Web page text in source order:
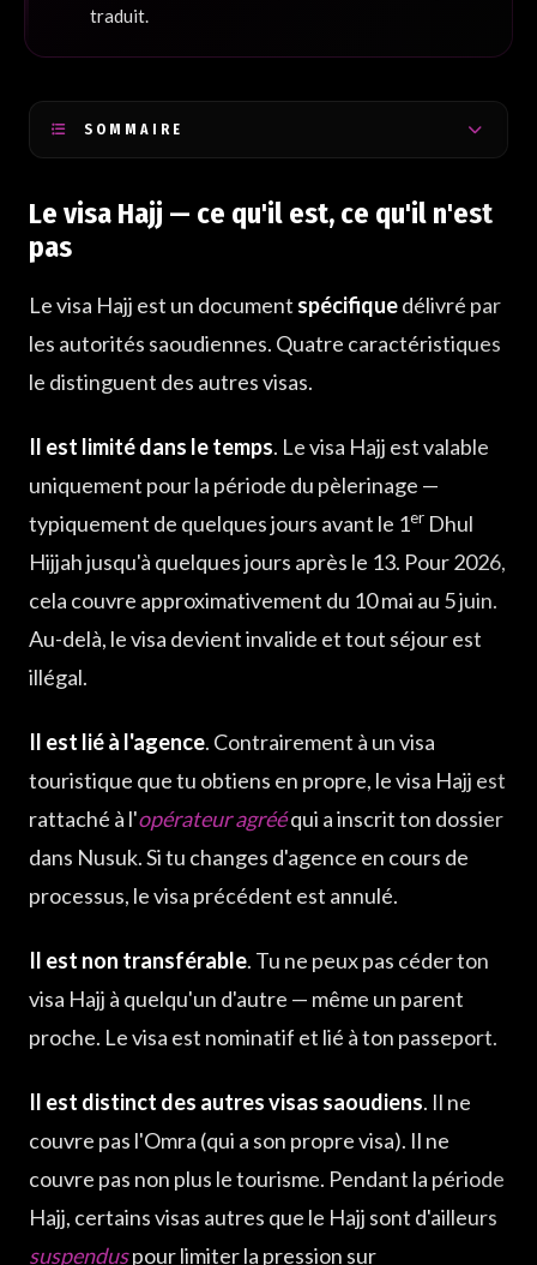
traduit.
SOMMAIRE
La liste des documents à préparer
Le circuit de demande — qui fait quoi
Erreurs et pièges courants à éviter
Le visa Hajj — ce qu'il est, ce qu'il n'est
pas
Le visa Hajj est un document spécifiquedélivré par
les autorités saoudiennes. Quatre caractéristiques
le distinguent des autres visas.
Il est limité dans le temps. Le visa Hajj est valable
uniquement pour la période du pèlerinage —
typiquement de quelques jours avant le 1er Dhul
Hijjah jusqu'à quelques jours après le 13. Pour 2026,
cela couvre approximativement du 10 mai au 5 juin.
Au-delà, le visa devient invalide et tout séjour est
illégal.
Il est lié à l'agence. Contrairement à un visa
touristique que tu obtiens en propre, le visa Hajj est
rattaché à l'opérateur agrééqui a inscrit ton dossier
dans Nusuk. Si tu changes d'agence en cours de
processus, le visa précédent est annulé.
Il est non transférable. Tu ne peux pas céder ton
visa Hajj à quelqu'un d'autre — même un parent
proche. Le visa est nominatif et lié à ton passeport.
Il est distinct des autres visas saoudiens. Il ne
couvre pas l'Omra (qui a son propre visa). Il ne
couvre pas non plus le tourisme. Pendant la période
Hajj, certains visas autres que le Hajj sont d'ailleurs
suspenduspour limiter la pression sur